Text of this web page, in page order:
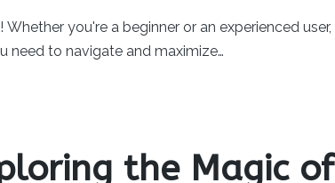
you're a beginner or an experienced user,
need to navigate and maximize…
the Magic of